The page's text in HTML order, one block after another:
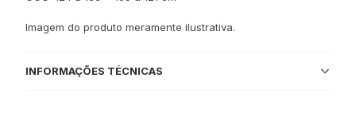
Imagem do produto meramente ilustrativa.
INFORMAÇÕES TÉCNICAS